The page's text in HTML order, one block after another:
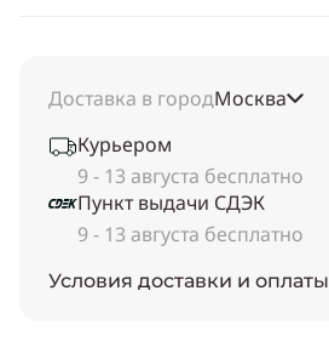
Доставка в городМосква
Курьером
9 - 13 августа бесплатно
Пункт выдачи СДЭК
9 - 13 августа бесплатно
Условия доставки и оплаты